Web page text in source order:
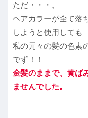
ただ・・・。
ヘアカラーが全て落
しようと使用しても
私の元々の髪の色素
でず！！
金髪のままで、黄ば
ませんでした。